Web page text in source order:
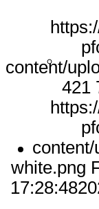
content/
421
white.png
17:28:48